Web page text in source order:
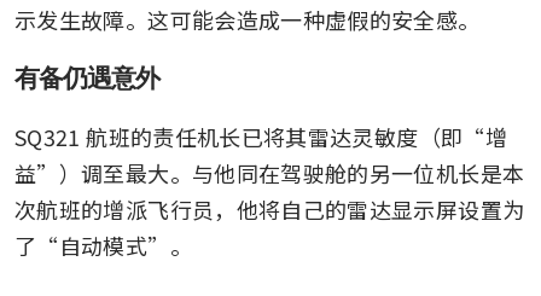
示发生故障。这可能会造成一种虚假的安全感。
有备仍遇意外
SQ321 航班的责任机长已将其雷达灵敏度（即“增
益”）调至最大。与他同在驾驶舱的另一位机长是本
次航班的增派飞行员，他将自己的雷达显示屏设置为
了“自动模式”。